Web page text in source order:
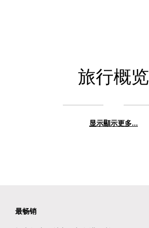
旅行概览
显示顯示更多...
最畅销